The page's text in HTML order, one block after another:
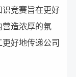
竞赛旨在更好
营造浓厚的氛
好地传递公司